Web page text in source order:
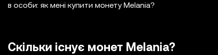
в особи: як мені купити монету Melania?
Скільки існує монет Melania?